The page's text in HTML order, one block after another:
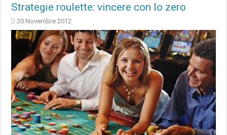
Strategie roulette: vincere con lo zero
20 Novembre 2012